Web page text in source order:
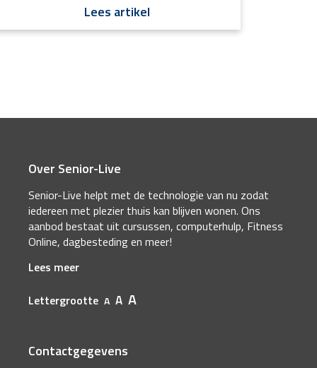
Lees artikel
Over Senior-Live
Senior-Live helpt met de technologie van nu zodat
iedereen met plezier thuis kan blijven wonen. Ons
aanbod bestaat uit cursussen, computerhulp, Fitness
Online, dagbesteding en meer!
Lees meer
Lettergrootte A A A
Contactgegevens